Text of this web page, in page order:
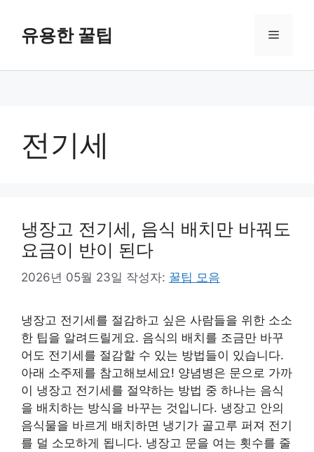
유용한 꿀팁 메
전기세
냉장고 전기세, 음식 배치만 바꿔도
요금이 반이 된다
2026년 05월 23일 작성자: 꿀팁 모음
냉장고 전기세를 절감하고 싶은 사람들을 위한 소소
한 팁을 알려드릴게요. 음식의 배치를 조금만 바꾸
어도 전기세를 절감할 수 있는 방법들이 있습니다.
아래 소주제를 참고해보세요! 양념병은 문으로 가까
이 냉장고 전기세를 절약하는 방법 중 하나는 음식
을 배치하는 방식을 바꾸는 것입니다. 냉장고 안의
음식물을 바르게 배치하면 냉기가 골고루 퍼져 전기
를 덜 소모하게 됩니다. 냉장고 문을 여는 횟수를 줄